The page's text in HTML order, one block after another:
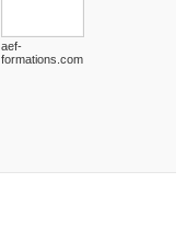
aef-
formations.com